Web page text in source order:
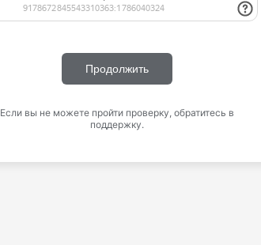
Продолжить
Если вы не можете пройти проверку, обратитесь в
поддержку.